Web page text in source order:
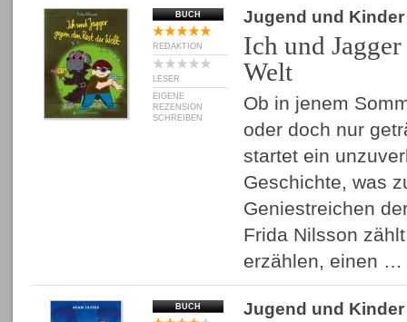
BUCH
REDAKTION
LESER
EIGENE
REZENSION
SCHREIBEN
Jugend und Kinder
Ich und
Welt
Ob in jenem
oder doch nur
startet ein
Geschichte, was
Geniestreichen
Frida Nilsson
erzählen, einen …
BUCH Jugend und Kinder